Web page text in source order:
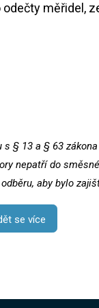
měřidel,
s § 13 a § 63
nepatří do
aby bylo
se více